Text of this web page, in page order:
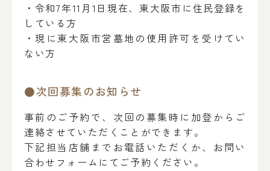
・令和7年11月1日現在、東大阪市に住民登録を
している方
・現に東大阪市営墓地の使用許可を受けてい
ない方
●次回募集のお知らせ
事前のご予約で、次回の募集時に加登からご
連絡させていただくことができます。
下記担当店舗までお電話いただくか、お問い
合わせフォームにてご予約ください。